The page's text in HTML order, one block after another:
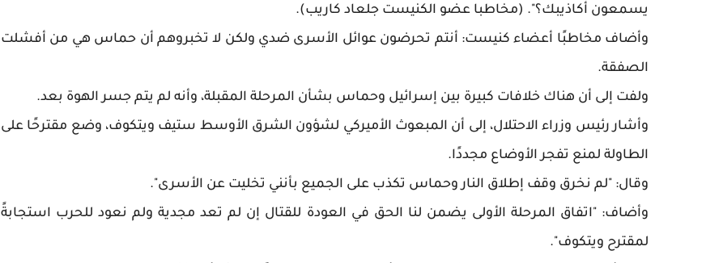
يسمعون أكاذيبك؟". (مخاطبا عضو الكنيست جلعاد كاريب).
وأضاف مخاطبًا أعضاء كنيست: أنتم تحرضون عوائل الأسرى ضدي ولكن لا تخبروهم أن حماس هي من أفشلت
الصفقة.
ولفت إلى أن هناك خلافات كبيرة بين إسرائيل وحماس بشأن المرحلة المقبلة، وأنه لم يتم جسر الهوة بعد.
وأشار رئيس وزراء الاحتلال، إلى أن المبعوث الأميركي لشؤون الشرق الأوسط ستيف ويتكوف، وضع مقترحًا على
الطاولة لمنع تفجر الأوضاع مجددًا.
وقال: "لم نخرق وقف إطلاق النار وحماس تكذب على الجميع بأنني تخليت عن الأسرى".
وأضاف: "اتفاق المرحلة الأولى يضمن لنا الحق في العودة للقتال إن لم تعد مجدية ولم نعود للحرب استجابةً
لمقترح ويتكوف".